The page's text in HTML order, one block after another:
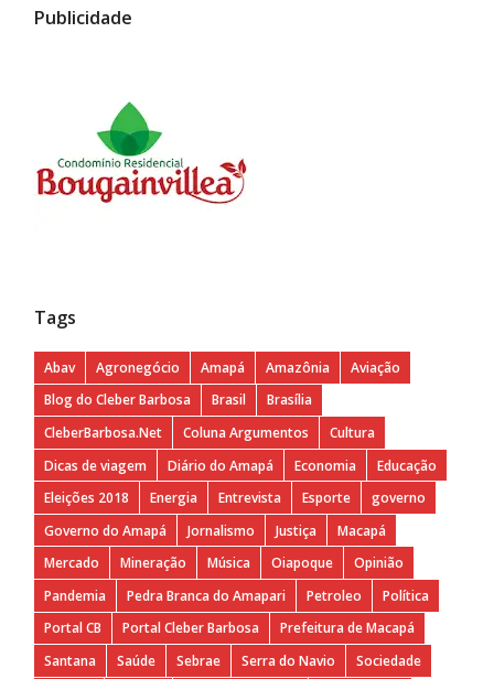
Publicidade
Tags
Abav Agronegócio Amapá Amazônia
Aviação
Blog do Cleber Barbosa
Brasil
Brasília
CleberBarbosa.Net
Coluna Argumentos
Cultura
Dicas de viagem
Diário do Amapá Economia
Educação
Eleições 2018
Energia Entrevista Esporte
governo
Governo do Amapá
Jornalismo Justiça
Macapá
Mercado
Mineração Música Oiapoque
Opinião
Pandemia
Pedra Branca do Amapari Petroleo
Política
Portal CB
Portal Cleber Barbosa
Prefeitura de Macapá
Santana
Saúde Sebrae Serra do Navio
Sociedade